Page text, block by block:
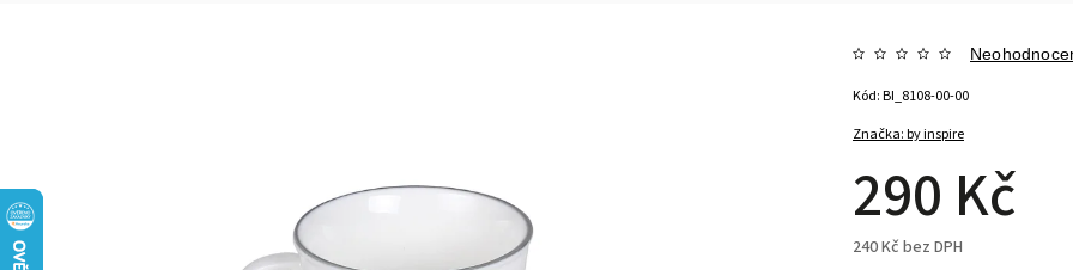
Značka:by inspire
290 Kč
240 Kč bez DPH
Kód:BI_8108-00-00